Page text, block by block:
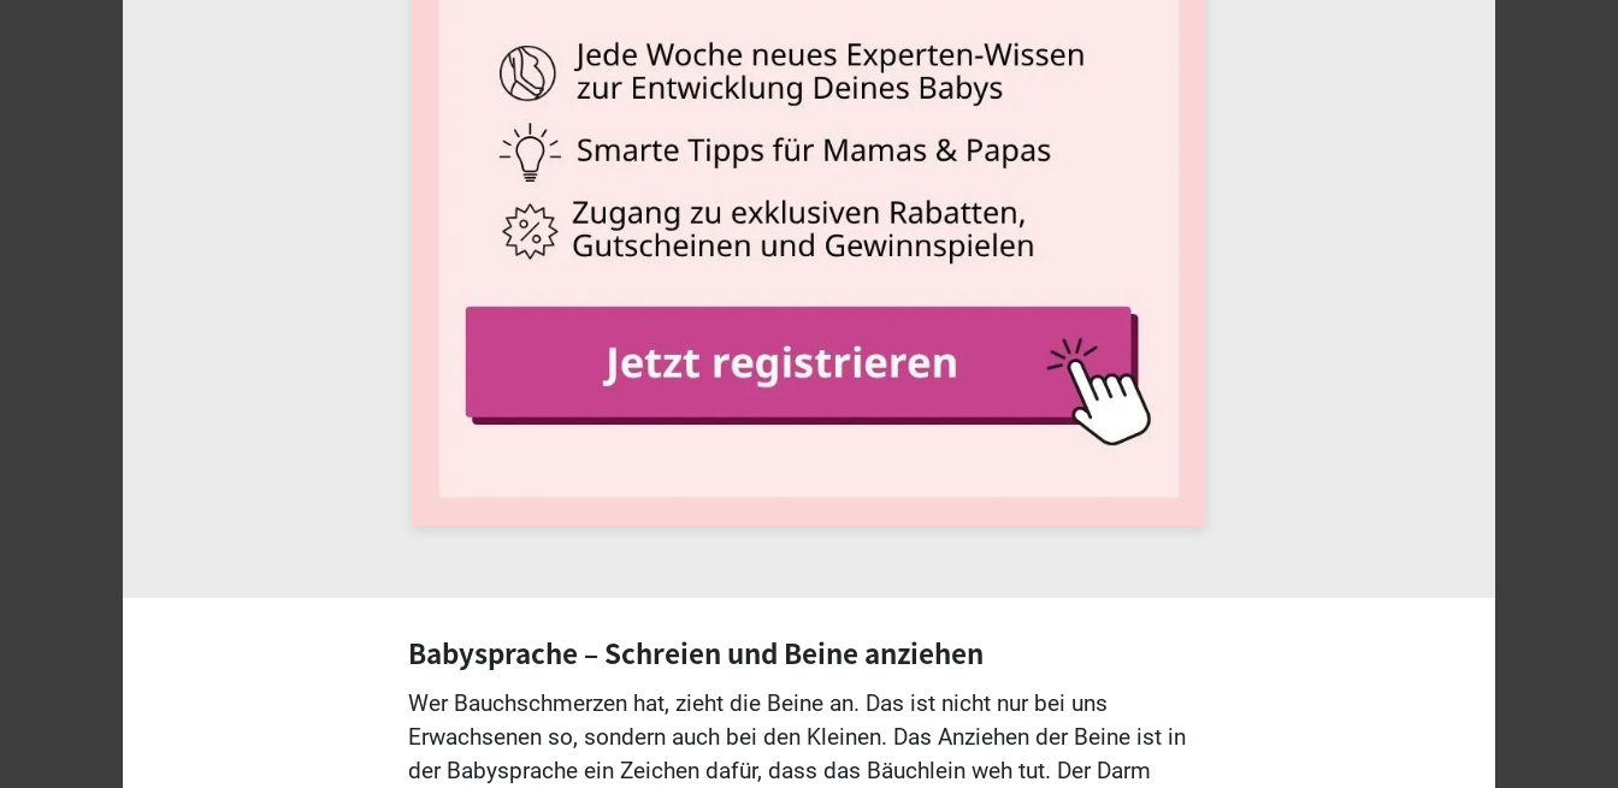
Babysprache – Schreien und Beine anziehen
Wer Bauchschmerzen hat, zieht die Beine an. Das ist nicht nur bei uns
Erwachsenen so, sondern auch bei den Kleinen. Das Anziehen der Beine ist in
der Babysprache ein Zeichen dafür, dass das Bäuchlein weh tut. Der Darm